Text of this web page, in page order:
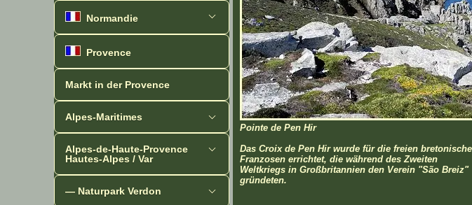
Normandie
Provence
Markt in der Provence
Alpes-Maritimes
Alpes-de-Haute-Provence
Hautes-Alpes / Var
— Naturpark Verdon
Pointe de Pen Hir
Das Croix de Pen Hir wurde für die freien
Franzosen errichtet, die während des Zweiten
Weltkriegs in Großbritannien den Verein "São Breiz"
gründeten.